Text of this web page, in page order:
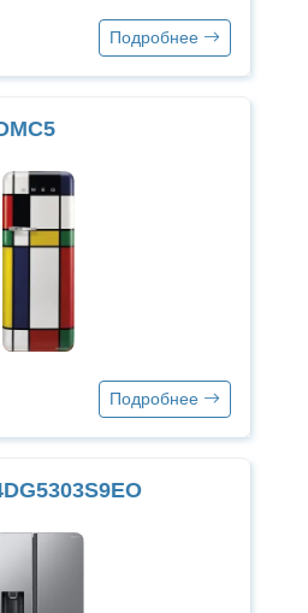
Подробнее
Подробнее